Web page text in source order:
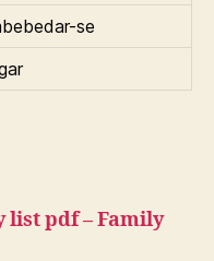
se
list pdf – Family